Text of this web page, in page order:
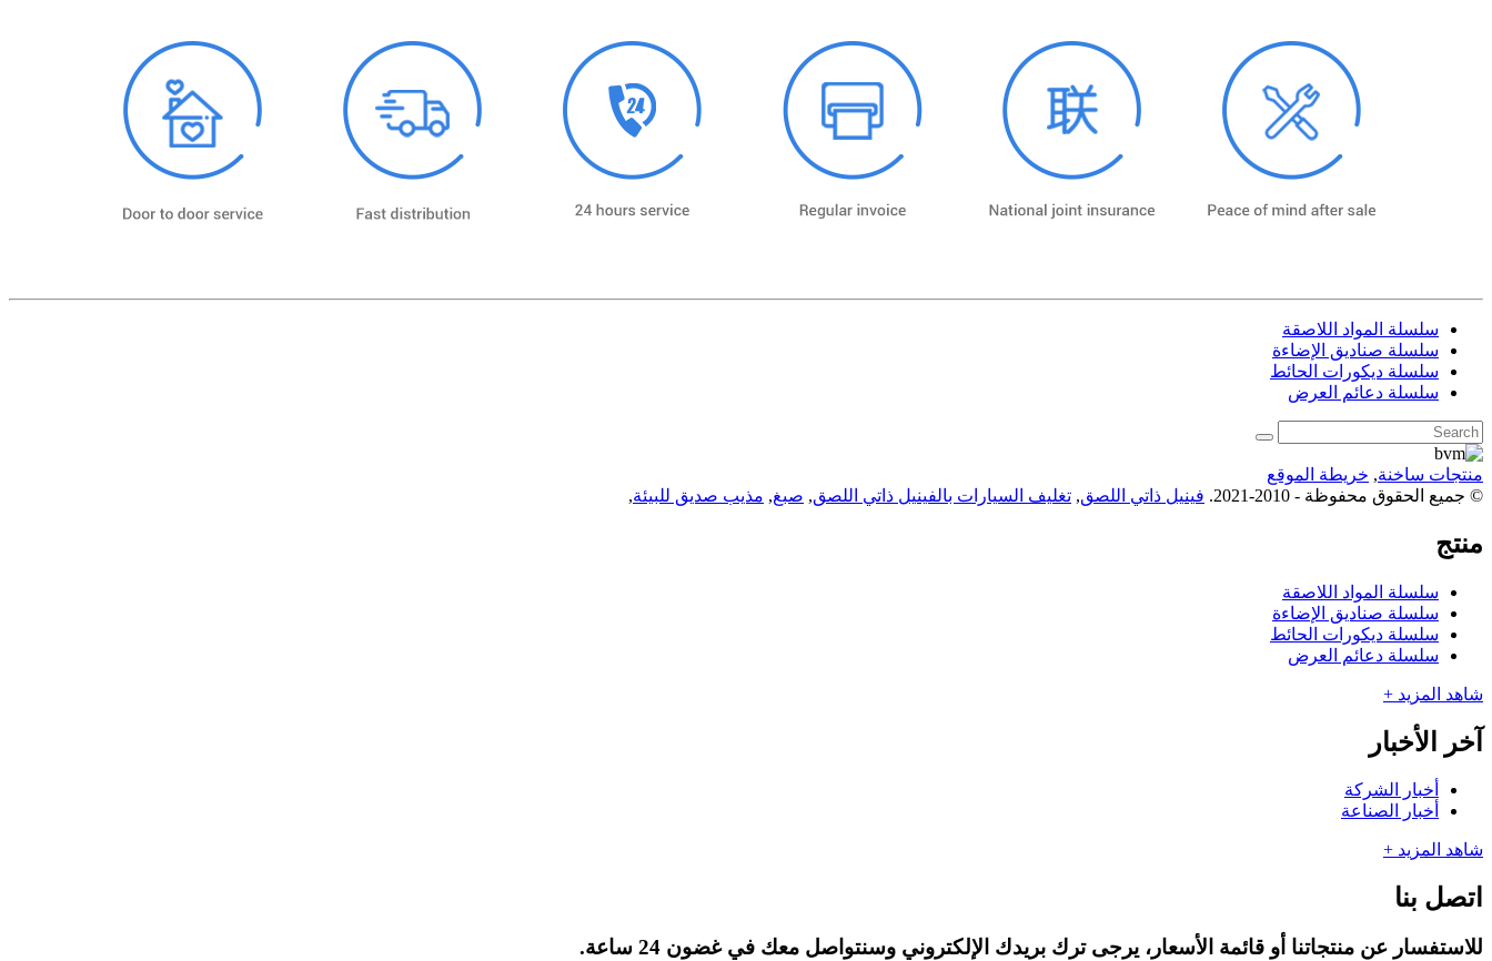
سلسلة المواد اللاصقة
سلسلة صناديق الإضاءة
سلسلة ديكورات الحائط
سلسلة دعائم العرض
منتجات ساخنة, خريطة الموقع
© جميع الحقوق محفوظة - 2010-2021.
فينيل ذاتي اللصق, تغليف السيارات بالفينيل ذاتي اللصق, صبغ, مذيب صديق للبيئة,
منتج
سلسلة المواد اللاصقة
سلسلة صناديق الإضاءة
سلسلة ديكورات الحائط
سلسلة دعائم العرض
شاهد المزيد +
آخر الأخبار
أخبار الشركة
أخبار الصناعة
شاهد المزيد +
اتصل بنا
للاستفسار عن منتجاتنا أو قائمة الأسعار، يرجى ترك بريدك الإلكتروني وسنتواصل معك في غضون 24 ساعة.